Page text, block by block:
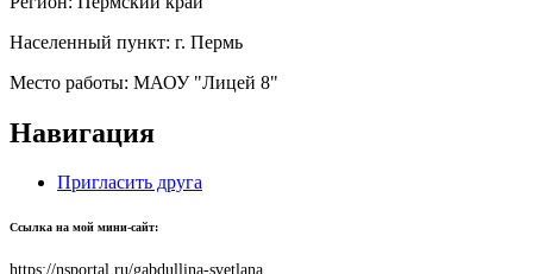
Населенный пункт: г. Пермь
Место работы: МАОУ "Лицей 8"
Навигация
Пригласить друга
Ссылка на мой мини-сайт:
https://nsportal.ru/gabdullina-svetlana